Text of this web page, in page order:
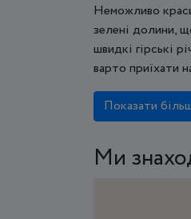
Неможливо
зелені долини,
швидкі гірські
варто приїхати
Показати
Ми